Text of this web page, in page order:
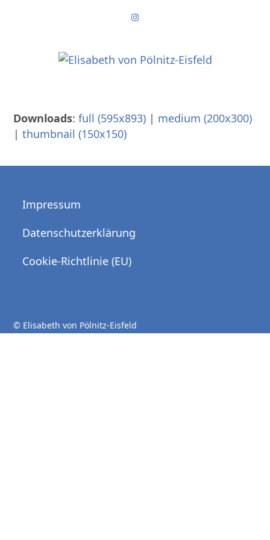
Instagram
Downloads:full (595x893) | medium (200x300)
|thumbnail (150x150)
Impressum
Datenschutzerklärung
Cookie-Richtlinie (EU)
© Elisabeth von Pölnitz-Eisfeld